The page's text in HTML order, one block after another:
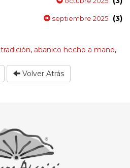
septiembre 2025 (3)
tradición, abanico hecho a mano,
Volver Atrás